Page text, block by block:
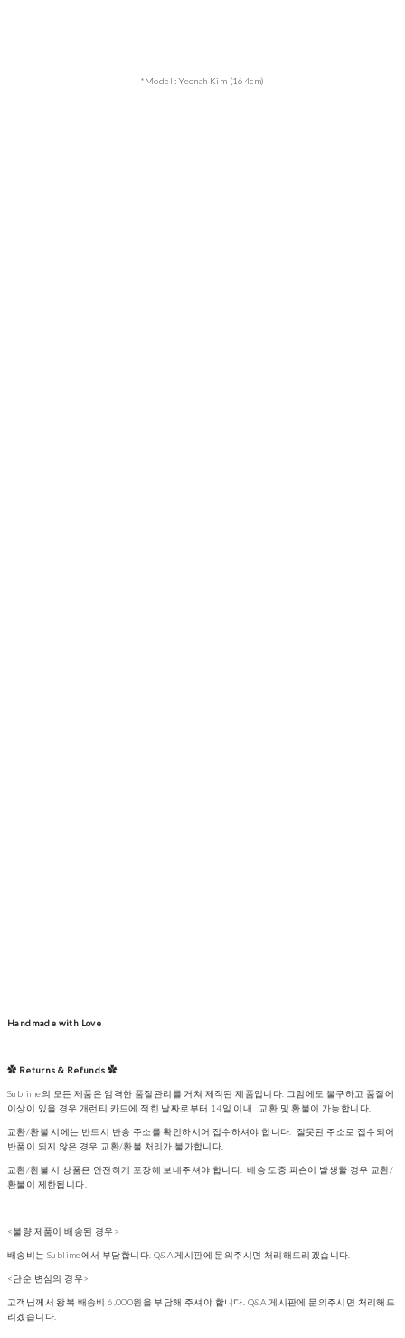
*Model : Yeonah Kim (164cm)
Handmade with Love
✿ Returns & Refunds ✿
Sublime의 모든 제품은 엄격한 품질관리를 거쳐 제작된 제품입니다. 그럼에도 불구하고 품질에
이상이 있을 경우 개런티 카드에 적힌 날짜로부터 14일 이내 교환 및 환불이 가능합니다.
교환/환불 시에는 반드시 반송 주소를 확인하시어 접수하셔야 합니다. 잘못된 주소로 접수되어
반품이 되지 않은 경우 교환/환불 처리가 불가합니다.
교환/환불 시 상품은 안전하게 포장해 보내주셔야 합니다. 배송 도중 파손이 발생할 경우 교환/
환불이 제한됩니다.
<불량 제품이 배송된 경우>
배송비는 Sublime에서 부담합니다. Q&A 게시판에 문의주시면 처리해드리겠습니다.
<단순 변심의 경우>
고객님께서 왕복 배송비 6,000원을 부담해 주셔야 합니다. Q&A 게시판에 문의주시면 처리해드
리겠습니다.